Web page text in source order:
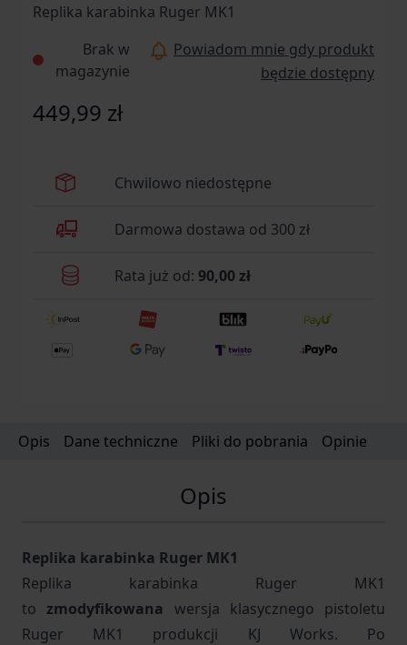
Replika karabinka Ruger MK1
Brak w
magazynie
Powiadom mnie gdy produkt
będzie dostępny
449,99 zł
Chwilowo niedostępne
Darmowa dostawa od 300 zł
Rata już od: 90,00 zł
Opis Dane techniczne Pliki do pobrania Opinie
Opis
Replika karabinka Ruger MK1
Replika karabinka Ruger MK1
tozmodyfikowana wersja klasycznego pistoletu
Ruger MK1 produkcji KJ Works. Po